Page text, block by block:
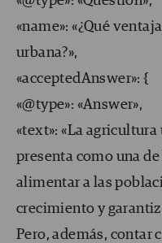
«name»: «¿Qué
urbana?»,
«acceptedAnswer»: {
«@type»: «Answer»,
«text»: «La
presenta como una
alimentar a las
crecimiento y
Pero, además, contar